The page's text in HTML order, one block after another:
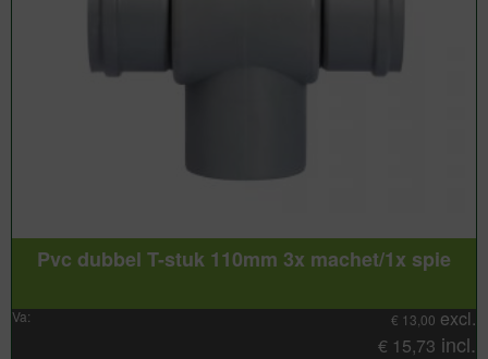
Pvc dubbel T-stuk 110mm 3x machet/1x spie
Va: € 13,00 excl.
€ 15,73 incl.